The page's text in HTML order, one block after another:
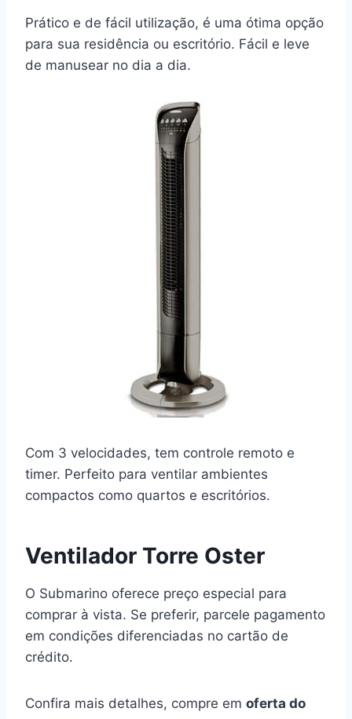
Prático e de fácil utilização, é uma ótima opção
para sua residência ou escritório. Fácil e leve
de manusear no dia a dia.
Com 3 velocidades, tem controle remoto e
timer. Perfeito para ventilar ambientes
compactos como quartos e escritórios.
Ventilador Torre Oster
O Submarino oferece preço especial para
comprar à vista. Se preferir, parcele pagamento
em condições diferenciadas no cartão de
crédito.
Confira mais detalhes, compre em oferta do